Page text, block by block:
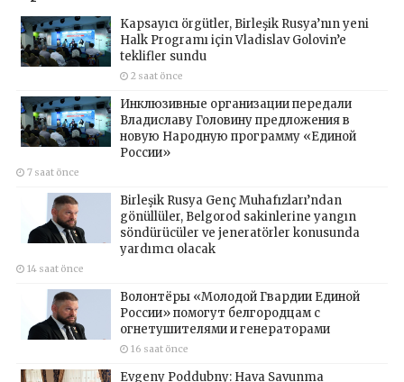
Kapsayıcı örgütler, Birleşik Rusya’nın yeni
Halk Programı için Vladislav Golovin’e
teklifler sundu
2 saat önce
Инклюзивные организации передали
Владиславу Головину предложения в
новую Народную программу «Единой
России»
7 saat önce
Birleşik Rusya Genç Muhafızları’ndan
gönüllüler, Belgorod sakinlerine yangın
söndürücüler ve jeneratörler konusunda
yardımcı olacak
14 saat önce
Волонтёры «Молодой Гвардии Единой
России» помогут белгородцам с
огнетушителями и генераторами
16 saat önce
Evgeny Poddubny: Hava Savunma